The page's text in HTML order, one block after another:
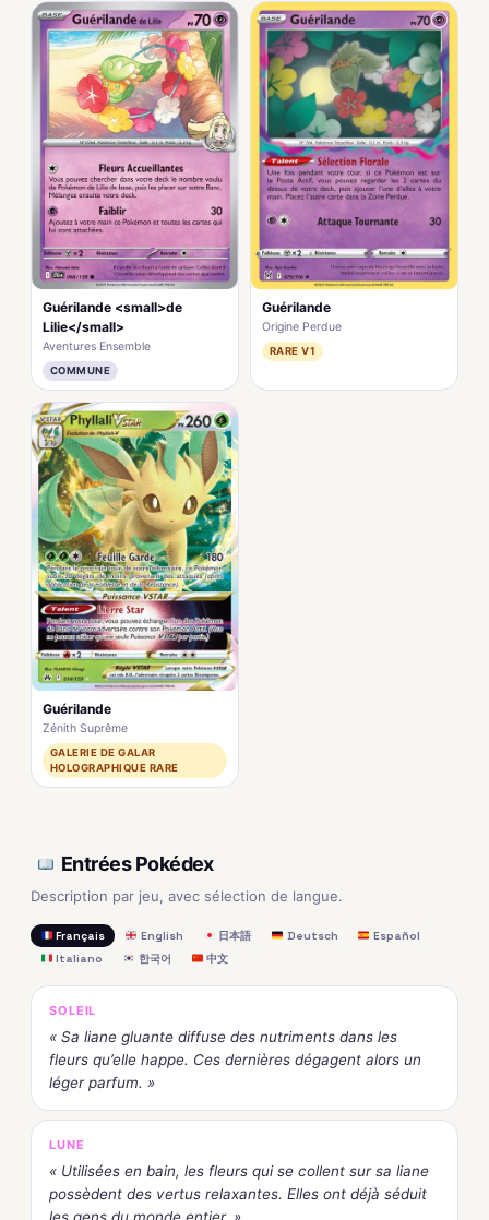
Guérilande <small>de
Lilie</small>
Aventures Ensemble
COMMUNE
Guérilande
Origine Perdue
RARE V1
Guérilande
Zénith Suprême
GALERIE DE GALAR
HOLOGRAPHIQUE RARE
Entrées Pokédex
Description par jeu, avec sélection de langue.
Français English 日本語 Deutsch
Español
Italiano
한국어 中文
SOLEIL
« Sa liane gluante diffuse des nutriments dans les
fleurs qu’elle happe. Ces dernières dégagent alors un
léger parfum. »
LUNE
« Utilisées en bain, les fleurs qui se collent sur sa liane
possèdent des vertus relaxantes. Elles ont déjà séduit